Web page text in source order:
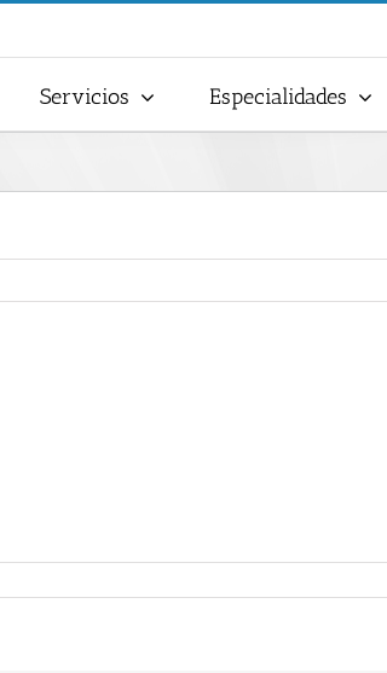
Servicios Especialidades